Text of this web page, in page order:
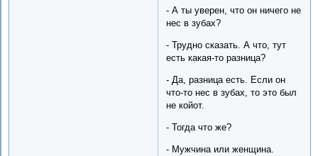
- А ты уверен, что он ничего не
нес в зубах?
- Трудно сказать. А что, тут
есть какая-то разница?
- Да, разница есть. Если он
что-то нес в зубах, то это был
не койот.
- Тогда что же?
- Мужчина или женщина.